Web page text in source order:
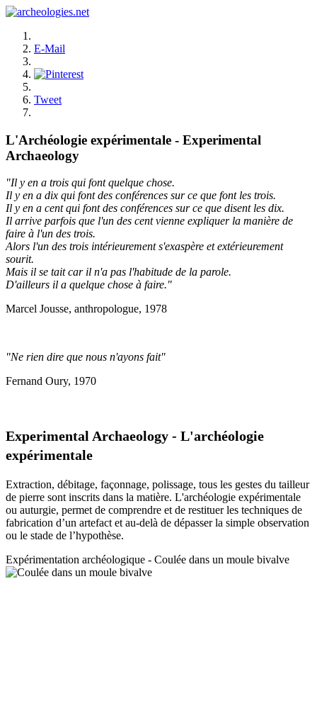
E-Mail
Tweet
L'Archéologie expérimentale - Experimental
Archaeology
"Il y en a trois qui font quelque chose.
Il y en a dix qui font des conférences sur ce que font les trois.
Il y en a cent qui font des conférences sur ce que disent les dix.
Il arrive parfois que l'un des cent vienne expliquer la manière de
faire à l'un des trois.
Alors l'un des trois intérieurement s'exaspère et extérieurement
sourit.
Mais il se tait car il n'a pas l'habitude de la parole.
D'ailleurs il a quelque chose à faire."
Marcel Jousse, anthropologue, 1978
"Ne rien dire que nous n'ayons fait"
Fernand Oury, 1970
Experimental Archaeology - L'archéologie
expérimentale
Extraction, débitage, façonnage, polissage, tous les gestes du tailleur
de pierre sont inscrits dans la matière. L'archéologie expérimentale
ou auturgie, permet de comprendre et de restituer les techniques de
fabrication d’un artefact et au-delà de dépasser la simple observation
ou le stade de l’hypothèse.
Expérimentation archéologique - Coulée dans un moule bivalve